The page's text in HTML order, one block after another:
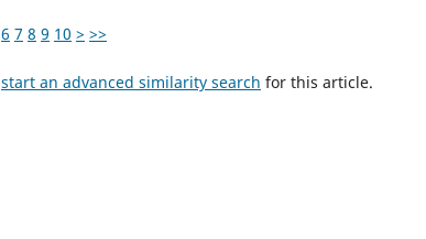
6 7 8 9 10 > >>
start an advanced similarity search for this article.